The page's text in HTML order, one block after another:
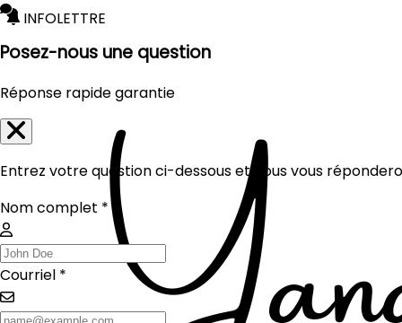
INFOLETTRE
Posez-nous une question
Réponse rapide garantie
Entrez votre question ci-dessous et nous vous
Nom complet *
Courriel *